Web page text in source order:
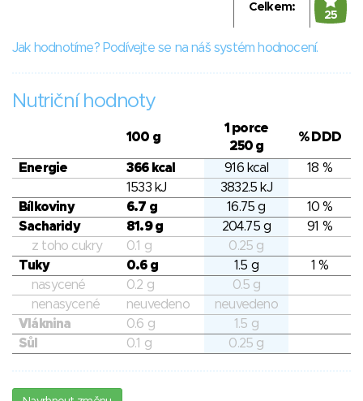
Celkem:
25
Jak hodnotíme? Podívejte se na náš systém hodnocení.
Nutriční hodnoty
100 g
1 porce
250 g
% DDD
Energie 366 kcal 916 kcal
18 %
1533 kJ
3832.5 kJ
Bílkoviny
6.7 g 16.75 g
10 %
Sacharidy
81.9 g 204.75 g
91 %
z toho cukry
0.1 g
0.25 g
Tuky
0.6 g 1.5 g
1 %
nasycené
0.2 g
0.5 g
nenasycené
neuvedeno
neuvedeno
Vláknina
0.6 g
1.5 g
Sůl
0.1 g 0.25 g